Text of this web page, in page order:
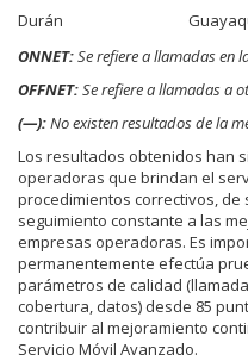
Durán
ONNET:Se refiere a llamadas en
OFFNET:Se refiere a llamadas a
(—):No existen resultados de la
Los resultados obtenidos han
operadoras que brindan el
procedimientos correctivos, de
seguimiento constante a las
empresas operadoras. Es
permanentemente efectúa
parámetros de calidad
cobertura, datos) desde 85
contribuir al mejoramiento
Servicio Móvil Avanzado.